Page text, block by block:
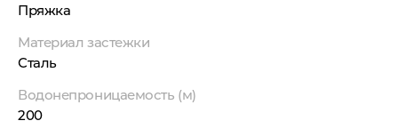
Пряжка
Материал застежки
Сталь
Водонепроницаемость (м)
200